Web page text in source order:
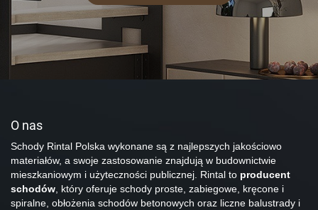
O nas
Schody Rintal Polska wykonane są z najlepszych jakościowo
materiałów, a swoje zastosowanie znajdują w budownictwie
mieszkaniowym i użyteczności publicznej. Rintal to producent
schodów, który oferuje schody proste, zabiegowe, kręcone i
spiralne, obłożenia schodów betonowych oraz liczne balustrady i